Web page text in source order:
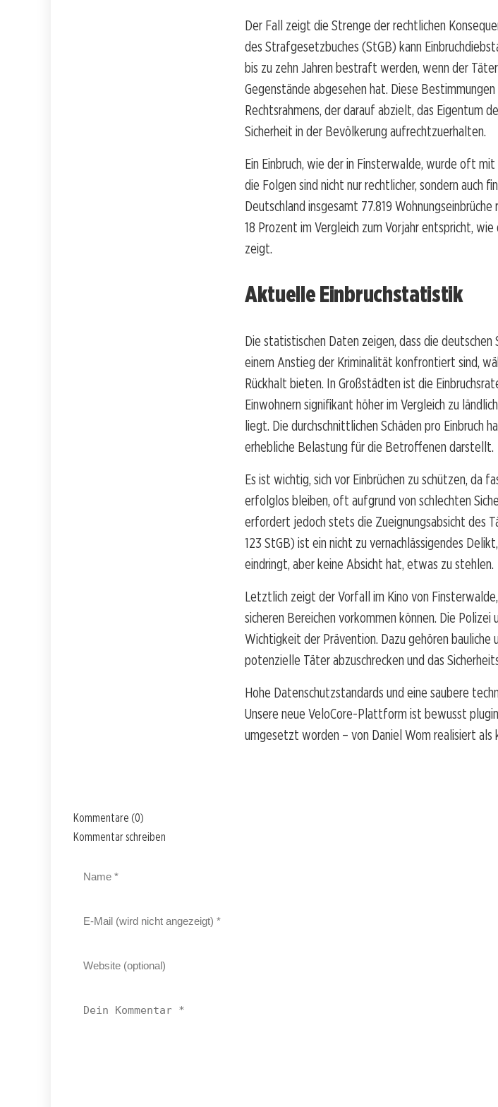
Der Fall zeigt die Strenge der rechtlichen
des Strafgesetzbuches (StGB) kann
bis zu zehn Jahren bestraft werden, wenn der
Gegenstände abgesehen hat. Diese
Rechtsrahmens, der darauf abzielt, das Eigentum
Sicherheit in der Bevölkerung aufrechtzuerhalten.
Ein Einbruch, wie der in Finsterwalde, wurde oft
die Folgen sind nicht nur rechtlicher, sondern auch
Deutschland insgesamt 77.819
18 Prozent im Vergleich zum Vorjahr entspricht,
zeigt.
Aktuelle Einbruchstatistik
Die statistischen Daten zeigen, dass die
einem Anstieg der Kriminalität konfrontiert sind,
Rückhalt bieten. In Großstädten ist die
Einwohnern signifikant höher im Vergleich zu
liegt. Die durchschnittlichen Schäden pro Einbruch
erhebliche Belastung für die Betroffenen darstellt.
Es ist wichtig, sich vor Einbrüchen zu schützen, da
erfolglos bleiben, oft aufgrund von schlechten
erfordert jedoch stets die Zueignungsabsicht des
123 StGB) ist ein nicht zu vernachlässigendes
eindringt, aber keine Absicht hat, etwas zu stehlen.
Letztlich zeigt der Vorfall im Kino von
sicheren Bereichen vorkommen können. Die
Wichtigkeit der Prävention. Dazu gehören bauliche
potenzielle Täter abzuschrecken und das
Hohe Datenschutzstandards und eine saubere
Unsere neue VeloCore-Plattform ist bewusst
umgesetzt worden – von Daniel Wom realisiert als
Kommentare (0)
Kommentar schreiben